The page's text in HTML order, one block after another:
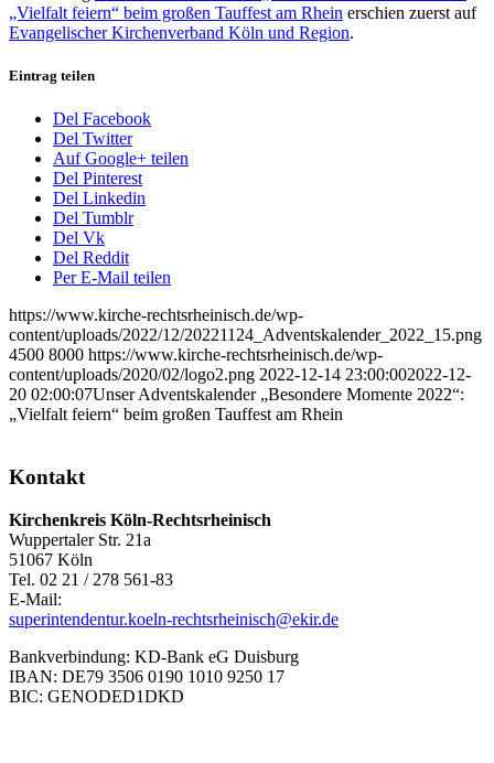
„Vielfalt feiern“ beim großen Tauffest am Rhein erschien zuerst auf
Evangelischer Kirchenverband Köln und Region.
Eintrag teilen
Del Facebook
Del Twitter
Auf Google+ teilen
Del Pinterest
Del Linkedin
Del Tumblr
Del Vk
Del Reddit
Per E-Mail teilen
https://www.kirche-rechtsrheinisch.de/wp-
content/uploads/2022/12/20221124_Adventskalender_2022_15.png
4500 8000 https://www.kirche-rechtsrheinisch.de/wp-
content/uploads/2020/02/logo2.png 2022-12-14 23:00:002022-12-
20 02:00:07Unser Adventskalender „Besondere Momente 2022“:
„Vielfalt feiern“ beim großen Tauffest am Rhein
Kontakt
Kirchenkreis Köln-Rechtsrheinisch
Wuppertaler Str. 21a
51067 Köln
Tel. 02 21 / 278 561-83
E-Mail:
superintendentur.koeln-rechtsrheinisch@ekir.de
Bankverbindung: KD-Bank eG Duisburg
IBAN: DE79 3506 0190 1010 9250 17
BIC: GENODED1DKD